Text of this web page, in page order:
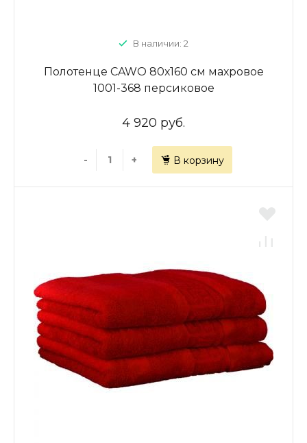
В наличии: 2
Полотенце CAWO 80х160 см махровое
1001-368 персиковое
4 920 руб.
- + В корзину